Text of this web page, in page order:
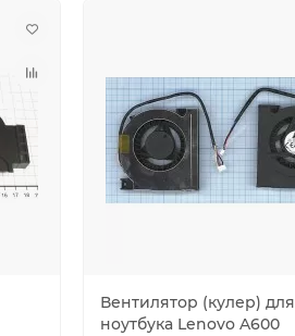
Вентилятор (кулер) для
ноутбука Lenovo A600